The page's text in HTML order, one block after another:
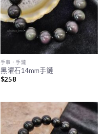
手串．手鏈
黑曜石14mm手鏈
$258